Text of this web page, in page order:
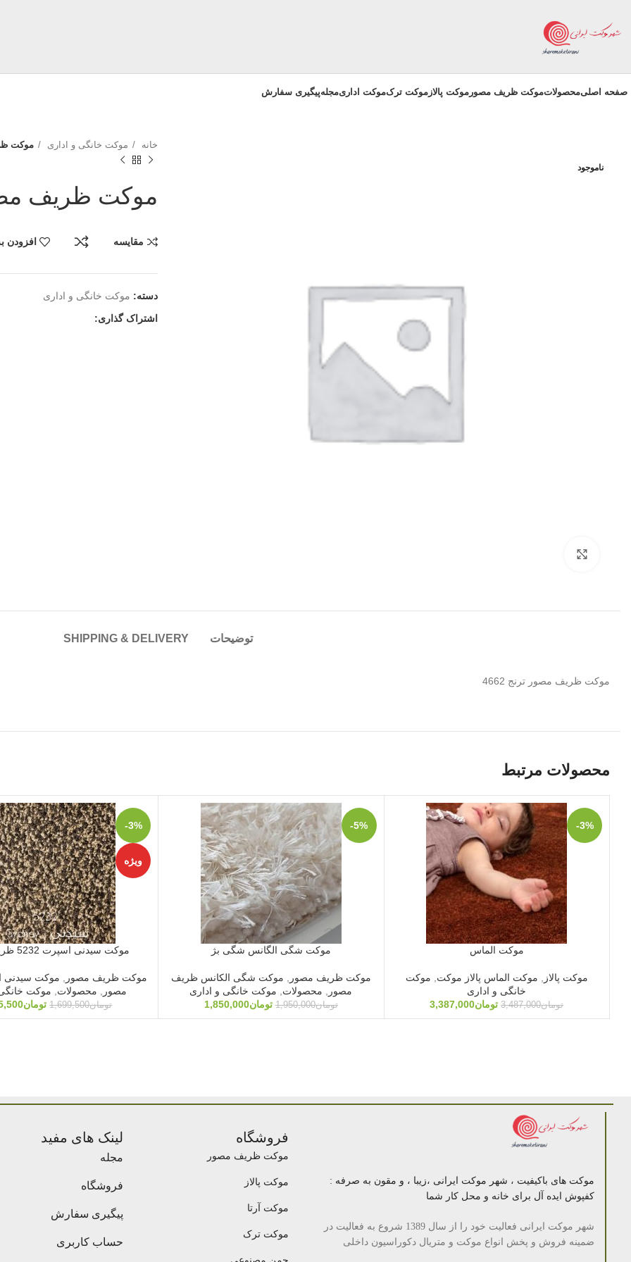
صفحه اصلیمحصولاتموکت ظریف مصور موکت پالاز موکت ترکموکت اداریمجلهپیگیری سفارش
ناموجود
خانه موکت خانگی و اداری موکت
موکت ظریف مصور
مقایسه افزودن
دسته: موکت خانگی و اداری
اشتراک گذاری:
توضیحات SHIPPING & DELIVERY
موکت ظریف مصور ترنج 4662
محصولات مرتبط
-3%
موکت الماس
موکت پالاز موکت الماس پالاز موکت
موکت
خانگی و اداری
تومان3,487,000 تومان3,387,000
-5%
موکت شگی الگانس شگی بژ
موکت ظریف مصور
موکت شگی الکانس ظریف
مصور
محصولات موکت خانگی و اداری
تومان1,950,000 تومان1,850,000
-3%
ویژه
موکت سیدنی اسپرت 5232 ظریف مصور
موکت ظریف مصور
موکت
مصور
محصولات موکت
تومان1,699,500 تومان
موکت های باکیفیت ، شهر موکت ایرانی ،زیبا ، و مقون به صرفه :
کفپوش ایده آل برای خانه و محل کار شما
شهر موکت ایرانی فعالیت خود را از سال 1389 شروع به فعالیت در
ضمینه فروش و پخش انواع موکت و متریال دکوراسیون داخلی
فروشگاه
موکت ظریف مصور
موکت پالاز
موکت آرتا
موکت ترک
لینک های مفید
مجله
فروشگاه
پیگیری سفارش
حساب کاربری